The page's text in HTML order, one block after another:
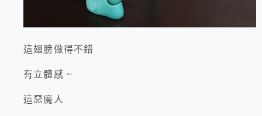
這翅膀做得不錯
有立體感 ~
這惡魔人